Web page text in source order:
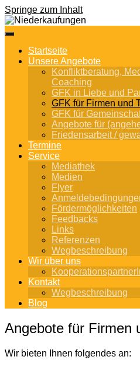
Springe zum Inhalt
Startseite
Unsere Angebote
Konfliktberatung,
Coaching
GFK in Liebe und
GFK für Firmen und
GFK für
Angebote für
Friedensarbeit /
Termine
Service
Mediathek
Medien
Flyer
Fördermöglichkeiten
Feedbacks
Links
Referenzen
Wegbeschreibung
Wir über uns
Kontakt
Wegbeschreibung
Blog
Angebote für Firmen
Wir bieten Ihnen folgendes an: